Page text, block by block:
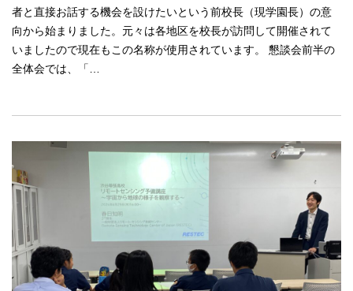
者と直接お話する機会を設けたいという前校長（現学園長）の意
向から始まりました。元々は各地区を校長が訪問して開催されて
いましたので現在もこの名称が使用されています。 懇談会前半の
全体会では、「…